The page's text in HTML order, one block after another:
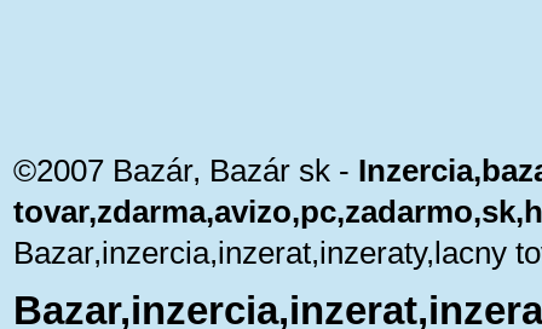
©2007 Bazár, Bazár sk -
Bazar,inzercia,inzerat,inzeraty,lacny